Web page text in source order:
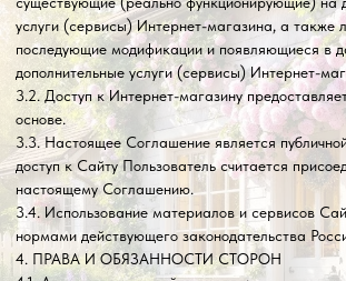
4.3.1. Предоставлять по запросу Администрации сайта
дополнительную информацию, которая имеет непосредственное
отношение к предоставляемым услугам данного Сайта.
4.3.2. Соблюдать имущественные и неимущественные права
авторов и иных правообладателей при использовании Сайта.
4.3.3. Не предпринимать действий, которые могут рассматриваться
как нарушающие нормальную работу Сайта.
4.3.4. Не распространять с использованием Сайта любую
конфиденциальную и охраняемую законодательством Российской
Федерации информацию о физических либо юридических лицах.
4.3.5. Избегать любых действий, в результате которых может быть
нарушена конфиденциальность охраняемой законодательством
Российской Федерации информации. 4.3.6. Не использовать Сайт
для распространения информации рекламного характера, иначе
как с согласия Администрации сайта.
4.3.7. Не использовать сервисы сайта Интернет-магазина с целью:
4.3.7. 1. загрузки контента, который является незаконным,